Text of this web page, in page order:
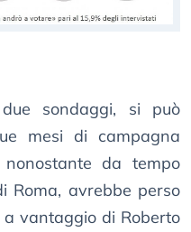
sondaggi, si può
mesi di campagna
da tempo
Roma, avrebbe perso
vantaggio di Roberto